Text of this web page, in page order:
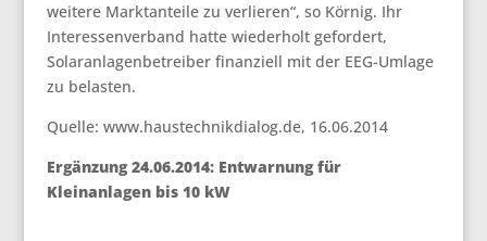
weitere Marktanteile zu verlieren“, so Körnig. Ihr
Interessenverband hatte wiederholt gefordert,
Solaranlagenbetreiber finanziell mit der EEG-Umlage
zu belasten.
Quelle: www.haustechnikdialog.de, 16.06.2014
Ergänzung 24.06.2014: Entwarnung für
Kleinanlagen bis 10 kW